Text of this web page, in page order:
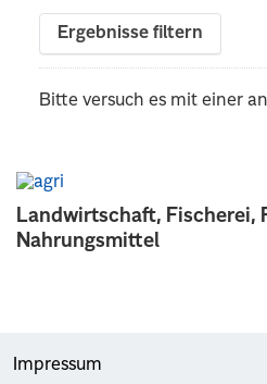
Landwirtschaft, Fischerei,
Nahrungsmittel
Ergebnisse filtern
Bitte versuch es mit einer
Impressum